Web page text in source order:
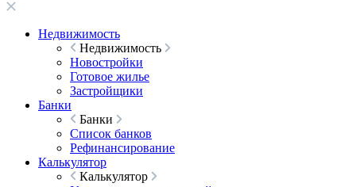
Недвижимость
Недвижимость
Новостройки
Готовое жилье
Застройщики
Банки
Банки
Список банков
Рефинансирование
Калькулятор
Калькулятор